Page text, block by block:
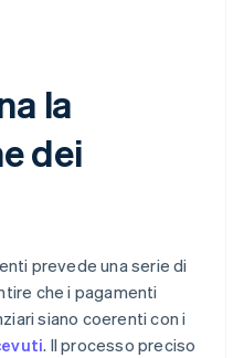
la
dei
prevede una serie di
che i pagamenti
siano coerenti con i
. Il processo preciso